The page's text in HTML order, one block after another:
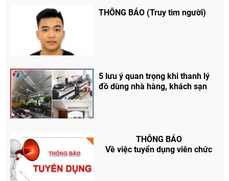
THÔNG BÁO (Truy tìm người)
5 lưu ý quan trọng khi thanh lý
đồ dùng nhà hàng, khách sạn
THÔNG BÁO
Về việc tuyển dụng viên chức